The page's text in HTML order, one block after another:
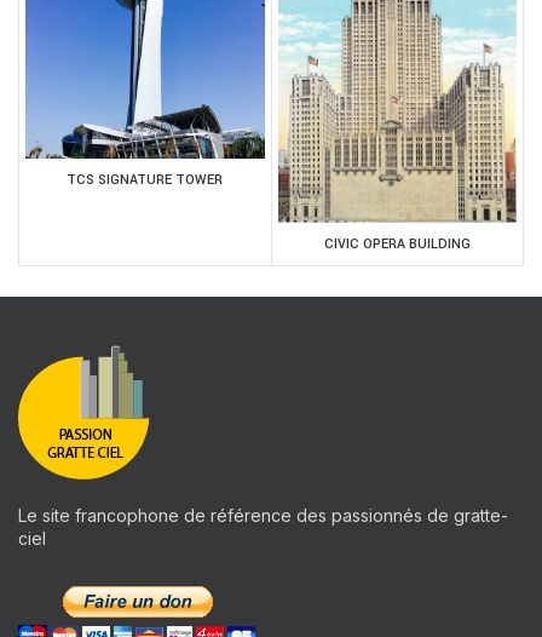
TCS SIGNATURE TOWER
CIVIC OPERA BUILDING
Le site francophone de référence des passionnés de gratte-
ciel